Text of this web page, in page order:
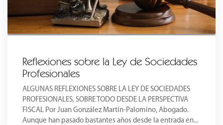
Reflexiones sobre la Ley de Sociedades
Profesionales
ALGUNAS REFLEXIONES SOBRE LA LEY DE SOCIEDADES
PROFESIONALES, SOBRE TODO DESDE LA PERSPECTIVA
FISCAL Por Juan González Martín-Palomino, Abogado.
Aunque han pasado bastantes años desde la entrada en...